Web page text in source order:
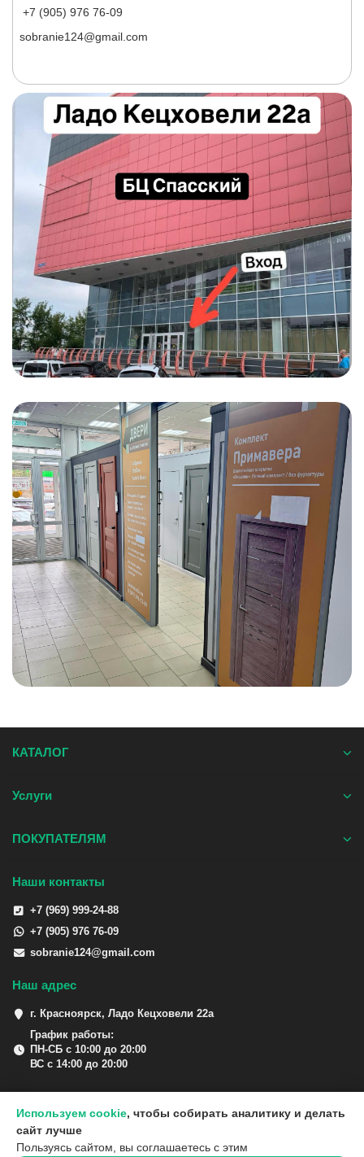
+7 (905) 976 76-09
sobranie124@gmail.com
КАТАЛОГ
Услуги
ПОКУПАТЕЛЯМ
Наши контакты
+7 (969) 999-24-88
+7 (905) 976 76-09
sobranie124@gmail.com
Наш адрес
г. Красноярск, Ладо Кецховели 22а
График работы:
ПН-СБ с 10:00 до 20:00
ВС с 14:00 до 20:00
Используем cookie, чтобы собирать аналитику и делать
сайт лучше
Пользуясь сайтом, вы соглашаетесь с этим